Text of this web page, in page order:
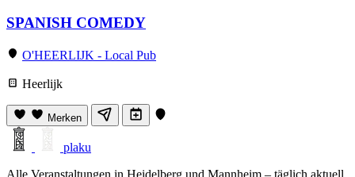
SPANISH COMEDY
O'HEERLIJK - Local Pub
Heerlijk
Merken
plaku
Alle Veranstaltungen in Heidelberg und Mannheim – täglich aktuell,